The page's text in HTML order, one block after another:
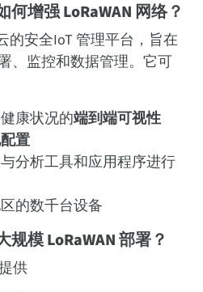
何增强 LoRaWAN 网络？
的安全IoT 管理平台，旨在
、监控和数据管理。它可
康状况的端到端可视性
置
分析工具和应用程序进行
的数千台设备
规模 LoRaWAN 部署？
供